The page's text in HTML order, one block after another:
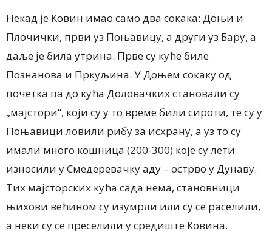
Некад је Ковин имао само два сокака: Доњи и
Плочички, први уз Поњавицу, а други уз Бару, а
даље је била утрина. Прве су куће биле
Познанова и Пркуљина. У Доњем сокаку од
почетка па до кућа Доловачких становали су
„мајстори“, који су у то време били сироти, те су у
Поњавици ловили рибу за исхрану, а уз то су
имали много кошница (200-300) које су лети
износили у Смедеревачку аду – острво у Дунаву.
Тих мајсторских кућа сада нема, становници
њихови већином су изумрли или су се раселили,
а неки су се преселили у средиште Ковина.